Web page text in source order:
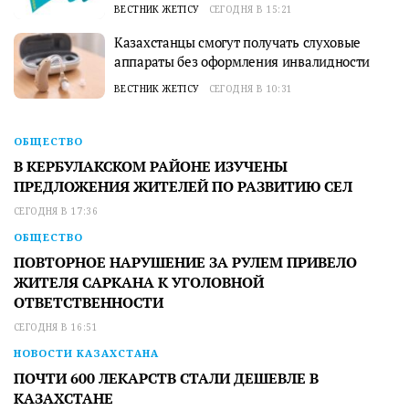
ВЕСТНИК ЖЕТІСУ СЕГОДНЯ В 15:21
Казахстанцы смогут получать слуховые
аппараты без оформления инвалидности
ВЕСТНИК ЖЕТІСУ СЕГОДНЯ В 10:31
ОБЩЕСТВО
В КЕРБУЛАКСКОМ РАЙОНЕ ИЗУЧЕНЫ
ПРЕДЛОЖЕНИЯ ЖИТЕЛЕЙ ПО РАЗВИТИЮ СЕЛ
СЕГОДНЯ В 17:36
ОБЩЕСТВО
ПОВТОРНОЕ НАРУШЕНИЕ ЗА РУЛЕМ ПРИВЕЛО
ЖИТЕЛЯ САРКАНА К УГОЛОВНОЙ
ОТВЕТСТВЕННОСТИ
СЕГОДНЯ В 16:51
НОВОСТИ КАЗАХСТАНА
ПОЧТИ 600 ЛЕКАРСТВ СТАЛИ ДЕШЕВЛЕ В
КАЗАХСТАНЕ